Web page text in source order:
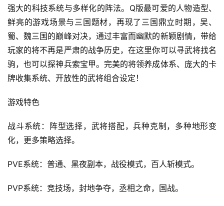
手
机
游
戏
单
游
休
游
强大的科技系统与多样化的阵法。Q版最可爱的人物造型、
鲜亮的游戏场景与三国题材，再现了三国鼎立时期，吴、
蜀、魏三国的巅峰对决，通过丰富而幽默的新颖剧情，带给
玩家的将不再是严肃的战争历史，在这里你可以寻武将找名
驹，也可以探神兵索宝甲。完美的将领养成体系、庞大的卡
牌收集系统、开放性的武将组合设定！
游戏特色
战斗系统：阵型选择，武将搭配，兵种克制，多种地形变
化，更多策略选择。
PVE系统：普通、黑夜副本，战役模式，百人斩模式。
PVP系统：竞技场，封地争夺，丞相之命，国战。